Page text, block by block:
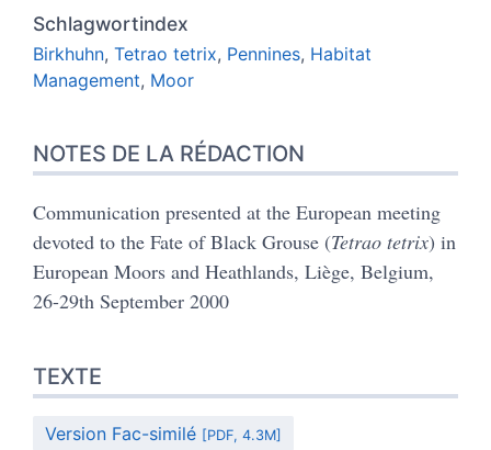
Schlagwortindex
Birkhuhn, Tetrao tetrix, Pennines, Habitat
Management, Moor
NOTES DE LA RÉDACTION
Communication presented at the European meeting
devoted to the Fate of Black Grouse (Tetrao tetrix) in
European Moors and Heathlands, Liège, Belgium,
26-29th September 2000
TEXTE
Version Fac-similé [PDF, 4.3M]